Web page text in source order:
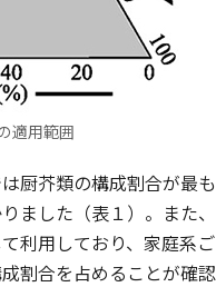
適用範囲
厨芥類の構成割合が最も
ました（表１）。また、
利用しており、家庭系ご
割合を占めることが確認